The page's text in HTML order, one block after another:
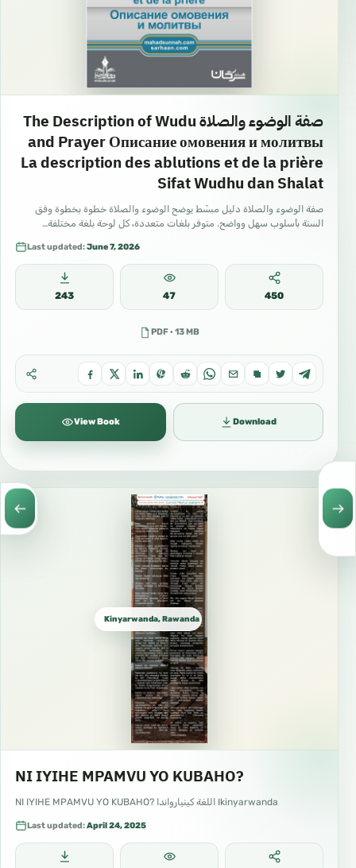
صفة الوضوء والصلاة The Description of Wudu
and Prayer Описание омовения и молитвы
La description des ablutions et de la prière
Sifat Wudhu dan Shalat
صفة الوضوء والصلاة دليل مبسّط يوضح الوضوء والصلاة خطوة بخطوة وفق
السنة بأسلوب سهل وواضح. متوفر بلغات متعددة، كل لوحة بلغة مختلفة…
Last updated:June 7, 2026
243 47 450
PDF · 13 MB
View Book Download
Kinyarwanda, Rawanda كينيارواندا
NI IYIHE MPAMVU YO KUBAHO?
NI IYIHE MPAMVU YO KUBAHO? اللغة كينيارواندا Ikinyarwanda
Last updated:April 24, 2025